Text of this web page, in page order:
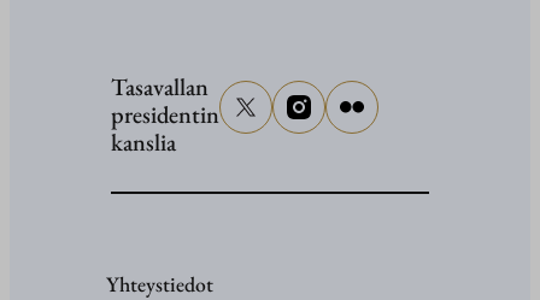
Tasavallan
presidentin
kanslia
Yhteystiedot